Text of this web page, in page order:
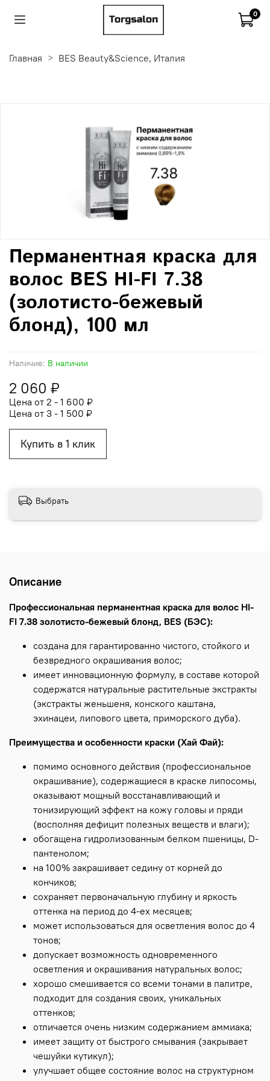
0
Главная BES Beauty&Science, Италия
Наличие: В наличии
Перманентная краска для
волос BES HI-FI 7.38
(золотисто-бежевый
блонд), 100 мл
2 060 ₽
Цена от 2 - 1 600 ₽
Цена от 3 - 1 500 ₽
Купить в 1 клик
Выбрать
Описание
Профессиональная перманентная краска для волос HI-
FI 7.38 золотисто-бежевый блонд, BES (БЭС):
создана для гарантированно чистого, стойкого и
безвредного окрашивания волос;
имеет инновационную формулу, в составе которой
содержатся натуральные растительные экстракты
(экстракты женьшеня, конского каштана,
эхинацеи, липового цвета, приморского дуба).
Преимущества и особенности краски (Хай Фай):
помимо основного действия (профессиональное
окрашивание), содержащиеся в краске липосомы,
оказывают мощный восстанавливающий и
тонизирующий эффект на кожу головы и пряди
(восполняя дефицит полезных веществ и влаги);
обогащена гидролизованным белком пшеницы, D-
пантенолом;
на 100% закрашивает седину от корней до
кончиков;
сохраняет первоначальную глубину и яркость
оттенка на период до 4-ех месяцев;
может использоваться для осветления волос до 4
тонов;
допускает возможность одновременного
осветления и окрашивания натуральных волос;
хорошо смешивается со всеми тонами в палитре,
подходит для создания своих, уникальных
оттенков;
отличается очень низким содержанием аммиака;
имеет защиту от быстрого смывания (закрывает
чешуйки кутикул);
улучшает общее состояние волос на структурном